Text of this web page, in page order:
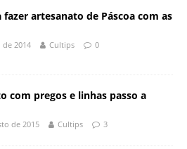
fazer artesanato de Páscoa com as
de 2014 Cultips 0
com pregos e linhas passo a
de 2015 Cultips 3